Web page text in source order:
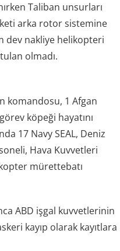
Taliban unsurları
arka rotor sistemine
dev nakliye helikopteri
olmadı.
komandosu, 1 Afgan
köpeği hayatını
17 Navy SEAL, Deniz
Hava Kuvvetleri
mürettebatı
ABD işgal kuvvetlerinin
kayıp olarak kayıtlara